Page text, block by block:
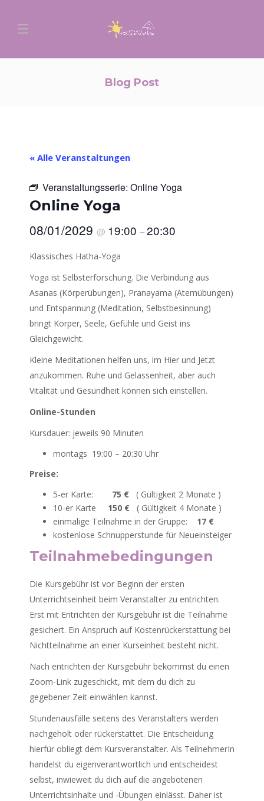
Blog Post
« Alle Veranstaltungen
Veranstaltungsserie: Online Yoga
Online Yoga
08/01/2029 @ 19:00 –20:30
Klassisches Hatha-Yoga
Yoga ist Selbsterforschung. Die Verbindung aus
Asanas (Körperübungen), Pranayama (Atemübungen)
und Entspannung (Meditation, Selbstbesinnung)
bringt Körper, Seele, Gefühle und Geist ins
Gleichgewicht.
Kleine Meditationen helfen uns, im Hier und Jetzt
anzukommen. Ruhe und Gelassenheit, aber auch
Vitalität und Gesundheit können sich einstellen.
Online-Stunden
Kursdauer: jeweils 90 Minuten
montags 19:00 – 20:30 Uhr
Preise:
5-er Karte:
75 € ( Gültigkeit 2 Monate )
10-er Karte 150 € ( Gültigkeit 4 Monate )
einmalige Teilnahme in der Gruppe: 17 €
kostenlose Schnupperstunde für Neueinsteiger
Teilnahmebedingungen
Die Kursgebühr ist vor Beginn der ersten
Unterrichtseinheit beim Veranstalter zu entrichten.
Erst mit Entrichten der Kursgebühr ist die Teilnahme
gesichert. Ein Anspruch auf Kostenrückerstattung bei
Nichtteilnahme an einer Kurseinheit besteht nicht.
Nach entrichten der Kursgebühr bekommst du einen
Zoom-Link zugeschickt, mit dem du dich zu
gegebener Zeit einwählen kannst.
Stundenausfälle seitens des Veranstalters werden
nachgeholt oder rückerstattet. Die Entscheidung
hierfür obliegt dem Kursveranstalter. Als TeilnehmerIn
handelst du eigenverantwortlich und entscheidest
selbst, inwieweit du dich auf die angebotenen
Unterrichtsinhalte und -Übungen einlässt. Daher ist